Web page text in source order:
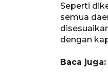
Seperti
semua
dengan
Baca juga: